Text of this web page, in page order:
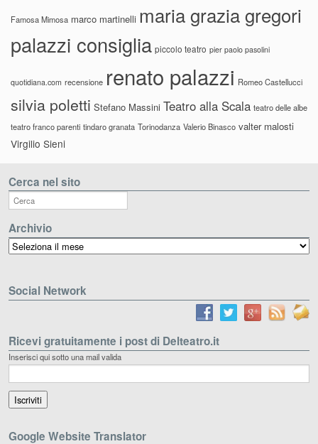
Famosa Mimosa marco martinelli maria grazia gregori
palazzi consiglia piccolo teatro pier paolo pasolini
quotidiana.com recensione renato palazzi Romeo Castellucci
silvia poletti Stefano Massini Teatro alla Scala teatro delle albe
teatro franco parenti tindaro granata Torinodanza Valerio Binasco valter malosti
Virgilio Sieni
Cerca nel sito
Archivio
Archivio
Social Network
Ricevi gratuitamente i post di Delteatro.it
Inserisci qui sotto una mail valida
Google Website Translator